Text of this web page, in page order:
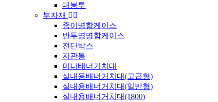
대봉투
부자재
종이명함케이스
반투명명함케이스
전단박스
지관통
미니배너거치대
실내용배너거치대(고급형)
실내용배너거치대(일반형)
실내용배너거치대(1800)